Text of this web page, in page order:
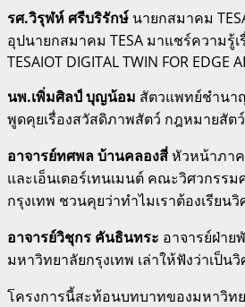
รศ.วิรุฬห์ ศรีบริรักษ์ นายกสมาคม
อุปนายกสมาคม TESA มาแชร์ความรู้เ
TESAIOT DIGITAL TWIN FOR EDGE AI
นพ.เพิ่มศิลป์ บุญน้อม สัตวแพทย์ชำนา
พูดคุยเรื่องสวัสดิภาพสัตว์ กฎหมายสัต
อาจารย์ทศพล บ้านคลองสี่หัวหน้าภา
และเอ็นเตอร์เทนเมนต์ คณะวิศวกรร
กรุงเทพ ชวนคุยว่าทำไมเราต้องเรียน
อาจารย์วิชุกร คันธินทระ อาจารย์ฝ่า
มหาวิทยาลัยกรุงเทพ เล่าให้ฟังว่าเป็น
โครงการนี้สะท้อนบทบาทของมหาวิท